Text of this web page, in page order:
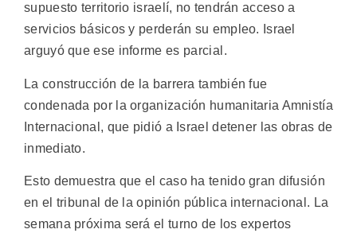
supuesto territorio israelí, no tendrán acceso a
servicios básicos y perderán su empleo. Israel
arguyó que ese informe es parcial.
La construcción de la barrera también fue
condenada por la organización humanitaria Amnistía
Internacional, que pidió a Israel detener las obras de
inmediato.
Esto demuestra que el caso ha tenido gran difusión
en el tribunal de la opinión pública internacional. La
semana próxima será el turno de los expertos